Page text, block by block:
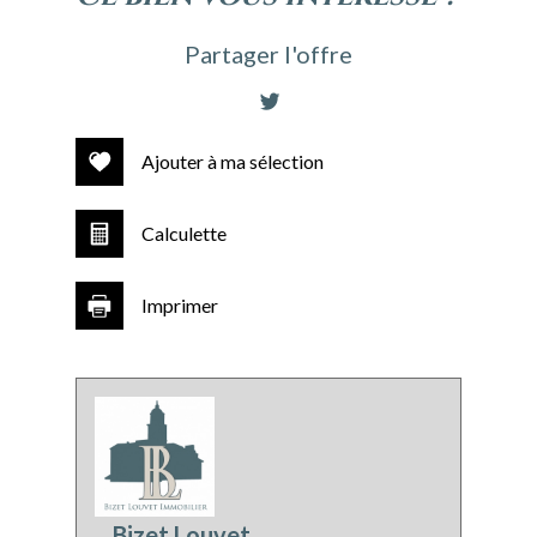
École primaire
Bibliothèque
Partager l'offre
Ajouter à ma sélection
Calculette
Imprimer